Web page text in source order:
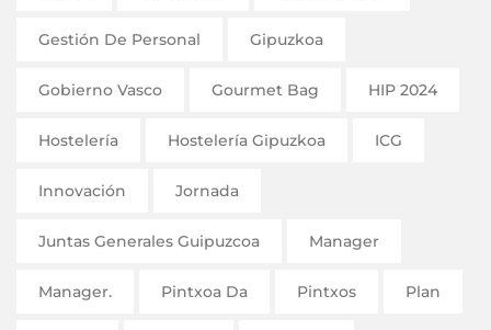
Gestión De Personal Gipuzkoa
Gobierno Vasco Gourmet Bag HIP 2024
Hostelería Hostelería Gipuzkoa ICG
Innovación Jornada
Juntas Generales Guipuzcoa Manager
Manager. Pintxoa Da Pintxos Plan